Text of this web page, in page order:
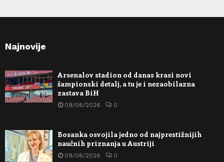
Najnovije
Arsenalov stadion od danas krasi novi
šampionski detalj, a tu je i nezaobilazna
zastava BiH
09/08/2026 0
Bosanka osvojila jedno od najprestižnijih
naučnih priznanja u Austriji
09/08/2026 0